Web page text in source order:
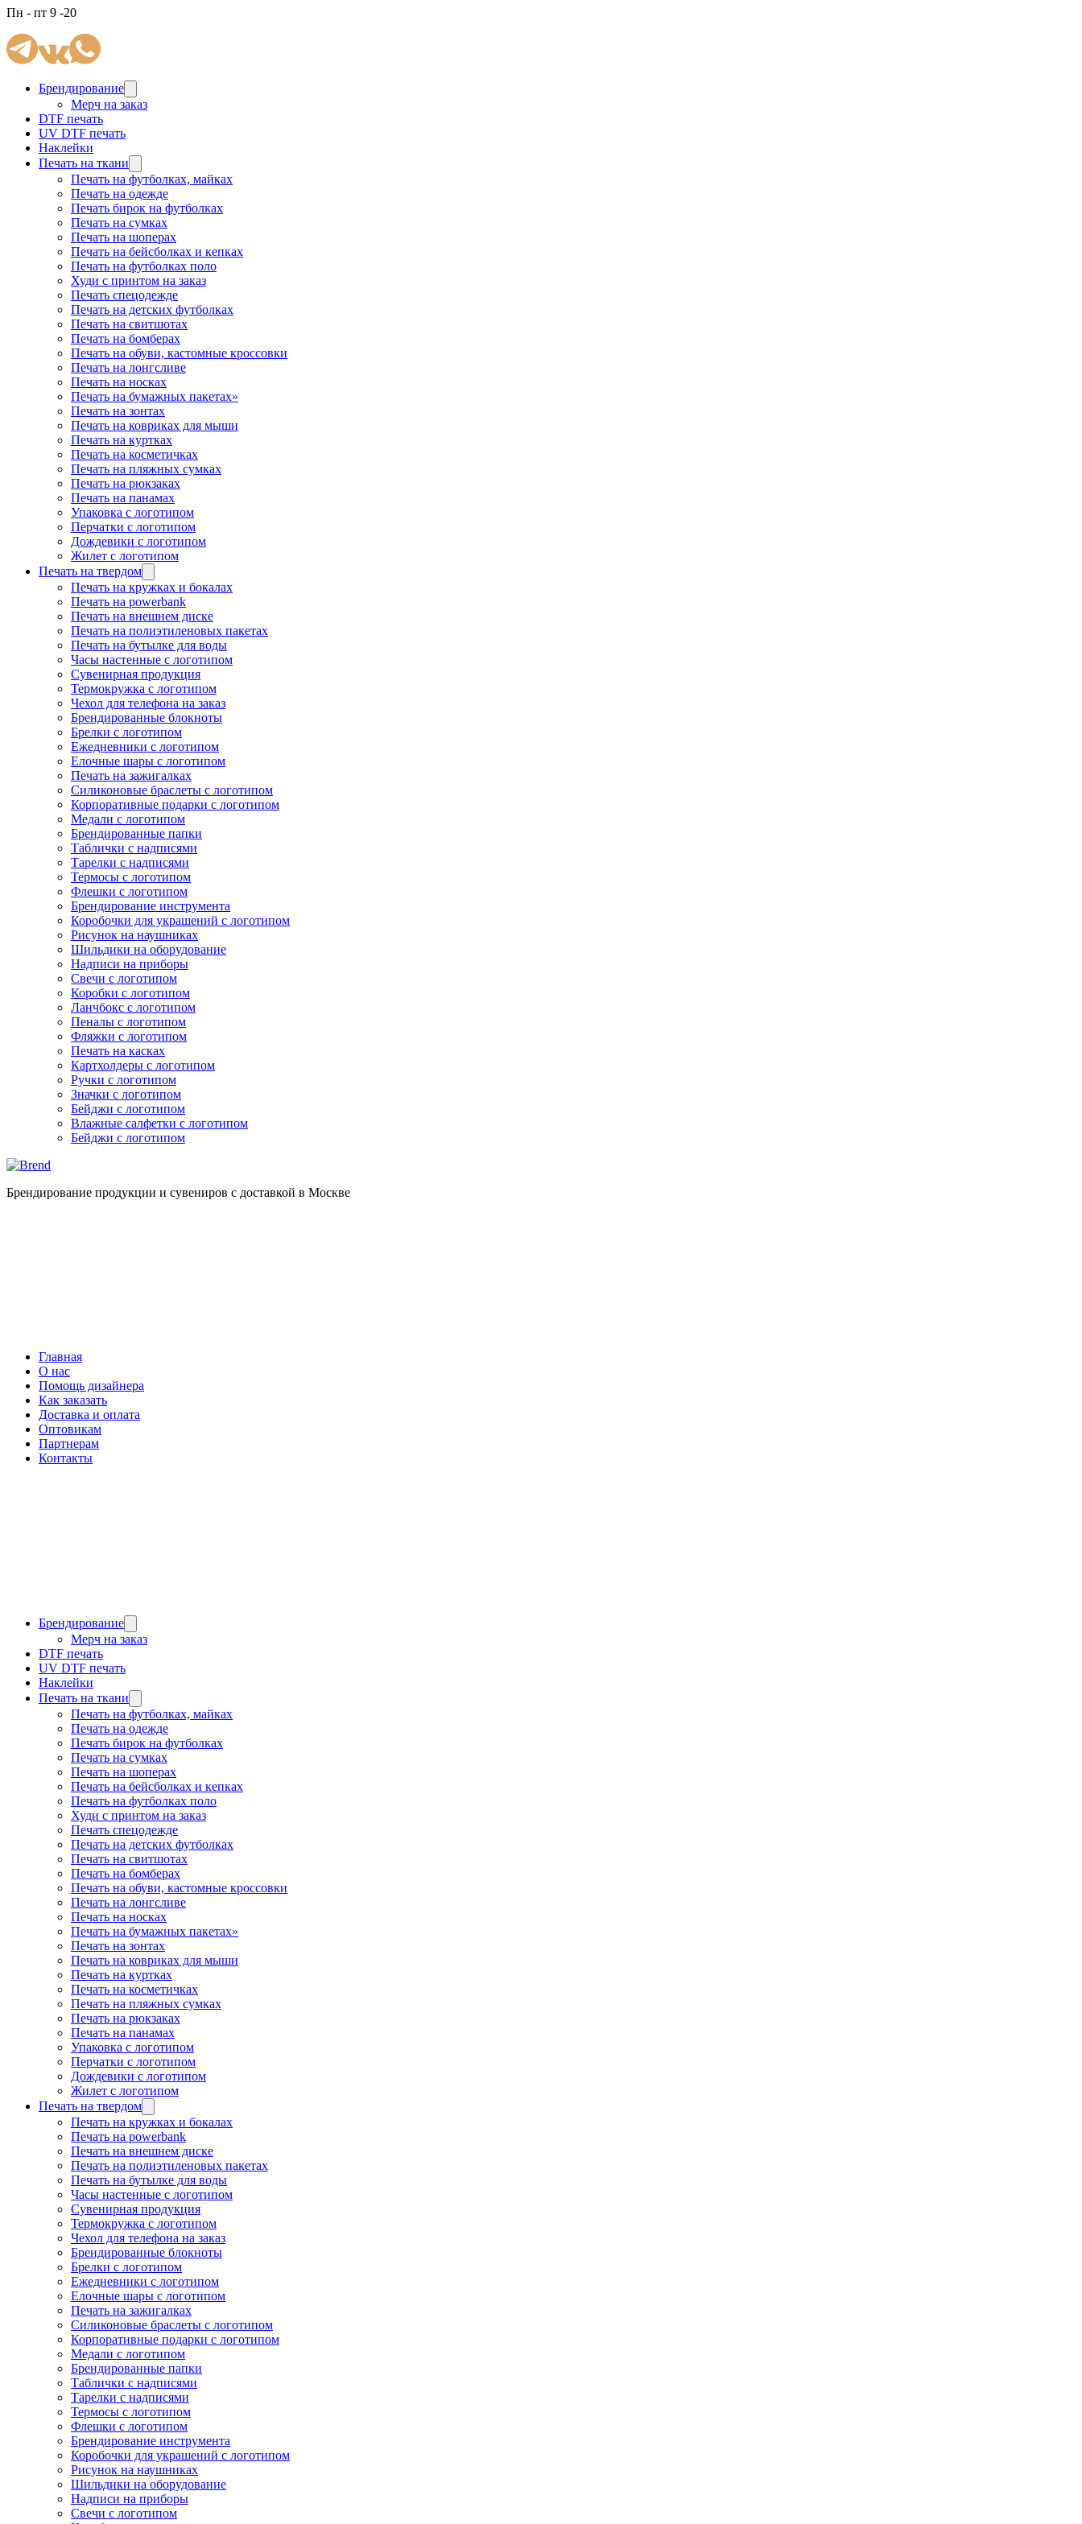
Пн - пт 9 -20
Брендирование
Мерч на заказ
DTF печать
UV DTF печать
Наклейки
Печать на ткани
Печать на футболках, майках
Печать на одежде
Печать бирок на футболках
Печать на сумках
Печать на шоперах
Печать на бейсболках и кепках
Печать на футболках поло
Худи с принтом на заказ
Печать спецодежде
Печать на детских футболках
Печать на свитшотах
Печать на бомберах
Печать на обуви, кастомные кроссовки
Печать на лонгсливе
Печать на носках
Печать на бумажных пакетах»
Печать на зонтах
Печать на ковриках для мыши
Печать на куртках
Печать на косметичках
Печать на пляжных сумках
Печать на рюкзаках
Печать на панамах
Упаковка с логотипом
Перчатки с логотипом
Дождевики с логотипом
Жилет с логотипом
Печать на твердом
Печать на кружках и бокалах
Печать на powerbank
Печать на внешнем диске
Печать на полиэтиленовых пакетах
Печать на бутылке для воды
Часы настенные с логотипом
Сувенирная продукция
Термокружка с логотипом
Чехол для телефона на заказ
Брендированные блокноты
Брелки с логотипом
Ежедневники с логотипом
Елочные шары с логотипом
Печать на зажигалках
Силиконовые браслеты с логотипом
Корпоративные подарки с логотипом
Медали с логотипом
Брендированные папки
Таблички с надписями
Тарелки с надписями
Термосы с логотипом
Флешки с логотипом
Брендирование инструмента
Коробочки для украшений с логотипом
Рисунок на наушниках
Шильдики на оборудование
Надписи на приборы
Свечи с логотипом
Коробки с логотипом
Ланчбокс с логотипом
Пеналы с логотипом
Фляжки с логотипом
Печать на касках
Картхолдеры с логотипом
Ручки с логотипом
Значки с логотипом
Бейджи с логотипом
Влажные салфетки с логотипом
Бейджи с логотипом
Брендирование продукции и сувениров с доставкой в Москве
Главная
О нас
Помощь дизайнера
Как заказать
Доставка и оплата
Оптовикам
Партнерам
Контакты
Брендирование
Мерч на заказ
DTF печать
UV DTF печать
Наклейки
Печать на ткани
Печать на футболках, майках
Печать на одежде
Печать бирок на футболках
Печать на сумках
Печать на шоперах
Печать на бейсболках и кепках
Печать на футболках поло
Худи с принтом на заказ
Печать спецодежде
Печать на детских футболках
Печать на свитшотах
Печать на бомберах
Печать на обуви, кастомные кроссовки
Печать на лонгсливе
Печать на носках
Печать на бумажных пакетах»
Печать на зонтах
Печать на ковриках для мыши
Печать на куртках
Печать на косметичках
Печать на пляжных сумках
Печать на рюкзаках
Печать на панамах
Упаковка с логотипом
Перчатки с логотипом
Дождевики с логотипом
Жилет с логотипом
Печать на твердом
Печать на кружках и бокалах
Печать на powerbank
Печать на внешнем диске
Печать на полиэтиленовых пакетах
Печать на бутылке для воды
Часы настенные с логотипом
Сувенирная продукция
Термокружка с логотипом
Чехол для телефона на заказ
Брендированные блокноты
Брелки с логотипом
Ежедневники с логотипом
Елочные шары с логотипом
Печать на зажигалках
Силиконовые браслеты с логотипом
Корпоративные подарки с логотипом
Медали с логотипом
Брендированные папки
Таблички с надписями
Тарелки с надписями
Термосы с логотипом
Флешки с логотипом
Брендирование инструмента
Коробочки для украшений с логотипом
Рисунок на наушниках
Шильдики на оборудование
Надписи на приборы
Свечи с логотипом